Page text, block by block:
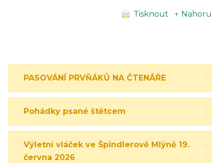
Tisknout ↑ Nahoru
PASOVÁNÍ PRVŇÁKŮ NA ČTENÁŘE
Pohádky psané štětcem
Výletní vláček ve Špindlerově Mlýně 19.
června 2026